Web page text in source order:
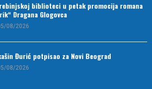
biblioteci u petak promocija romana
Dragana Glogovca
08/2026
Đurić potpisao za Novi Beograd
08/2026